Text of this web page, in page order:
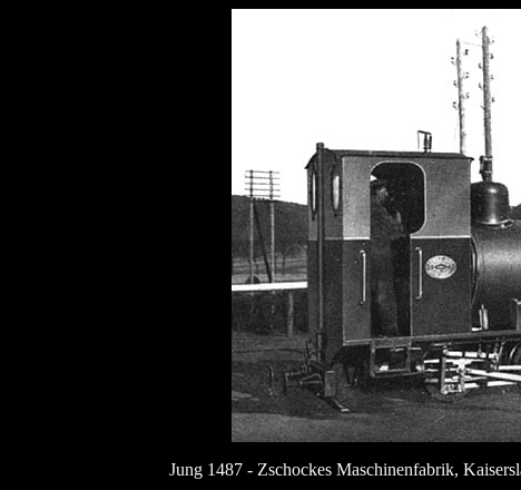
Jung 1487 - Zschockes Maschinenfabrik,